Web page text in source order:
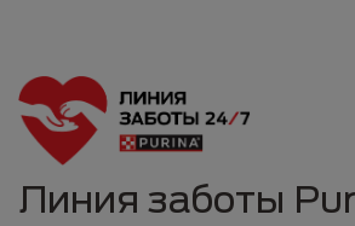
Линия заботы